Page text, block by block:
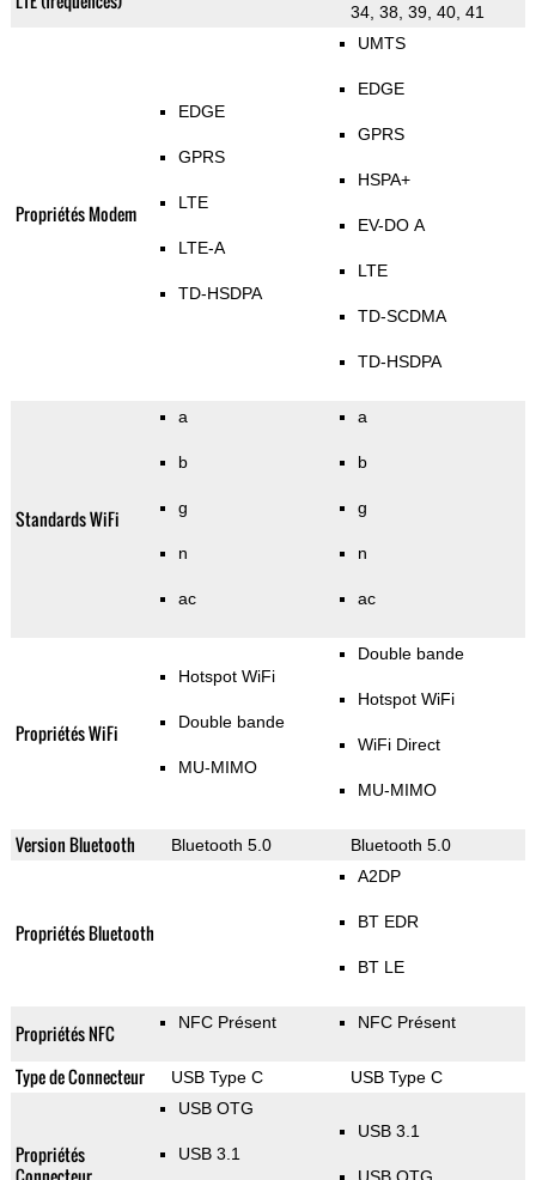
34, 38, 39, 40, 41
Propriétés Modem
EDGE
GPRS
LTE
LTE-A
TD-HSDPA
UMTS
EDGE
GPRS
HSPA+
EV-DO A
LTE
TD-SCDMA
TD-HSDPA
Standards WiFi
a
b
g
n
ac
a
b
g
n
ac
Propriétés WiFi
Hotspot WiFi
Double bande
MU-MIMO
Double bande
Hotspot WiFi
WiFi Direct
MU-MIMO
Version Bluetooth Bluetooth 5.0 Bluetooth 5.0
Propriétés Bluetooth
A2DP
BT EDR
BT LE
Propriétés NFC NFC Présent NFC Présent
Type de Connecteur USB Type C USB Type C
Propriétés
USB OTG
USB 3.1
USB 3.1